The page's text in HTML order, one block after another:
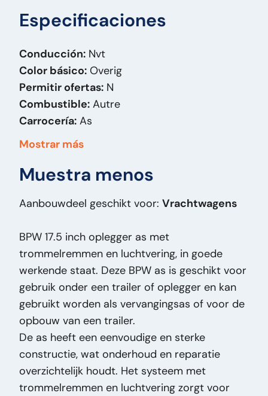
Especificaciones
Conducción: Nvt
Color básico: Overig
Permitir ofertas: N
Combustible: Autre
Carrocería: As
Masa (kg):
450
Modelo original:DRUM - 17.5 inch
Condición general:Bueno
Condición técnica:Bueno
Título:BPW DRUM - 17.5 inch Oplegger as -
Semi-trailer as - 17.5 INCH - Trommelremmen
- Luchtvering PM2813
Adición: Oplegger as - Semi-trailer as - 17.5
INCH - Trommelremmen - Luchtvering
Tipo:DRUM - 17.5 inch
Potencia del motor HP:0
Tipo de vehículo:Onderdeel
Mostrar más
Muestra menos
Aanbouwdeel geschikt voor: Vrachtwagens
BPW 17.5 inch oplegger as met
trommelremmen en luchtvering, in goede
werkende staat. Deze BPW as is geschikt voor
gebruik onder een trailer of oplegger en kan
gebruikt worden als vervangingsas of voor de
opbouw van een trailer.
De as heeft een eenvoudige en sterke
constructie, wat onderhoud en reparatie
overzichtelijk houdt. Het systeem met
trommelremmen en luchtvering zorgt voor